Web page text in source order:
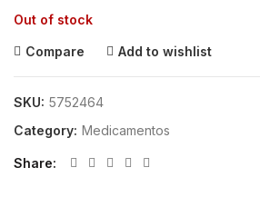
Out of stock
Compare Add to wishlist
SKU: 5752464
Category: Medicamentos
Share